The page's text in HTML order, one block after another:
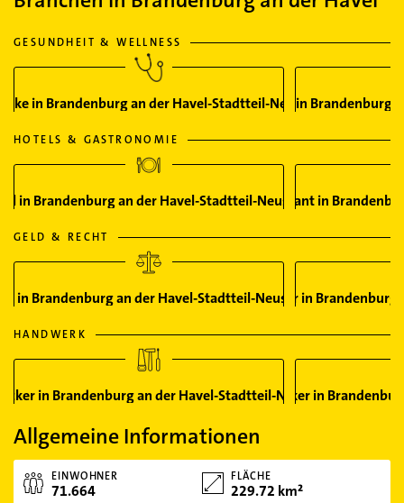
GESUNDHEIT & WELLNESS
in Brandenburg an der Havel-Stadtteil-NeustadtArzt in Brandenburg
HOTELS & GASTRONOMIE
in Brandenburg an der Havel-Stadtteil-Neustadt
Restaurant in
GELD & RECHT
in Brandenburg an der Havel-Stadtteil-NeustadtNotar in Brandenburg
HANDWERK
in Brandenburg an der Havel-Stadtteil-Neustadt
Elektriker in
Allgemeine Informationen
EINWOHNER
71.664
FLÄCHE
229.72 km²